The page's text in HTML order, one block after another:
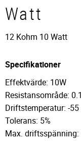
Watt
12 Kohm 10 Watt
Specifikationer
Effektvärde: 10W
Resistansområde:
Driftstemperatur: -55
Tolerans: 5%
Max. driftsspänning: